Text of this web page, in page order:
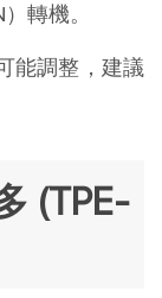
轉機。
能調整，建議
(TPE-